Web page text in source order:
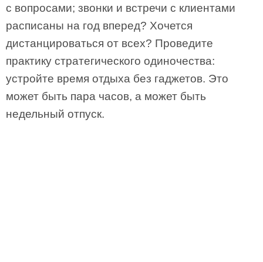
с вопросами; звонки и встречи с клиентами
расписаны на год вперед? Хочется
дистанцироваться от всех? Проведите
практику стратегического одиночества:
устройте время отдыха без гаджетов. Это
может быть пара часов, а может быть
недельный отпуск.